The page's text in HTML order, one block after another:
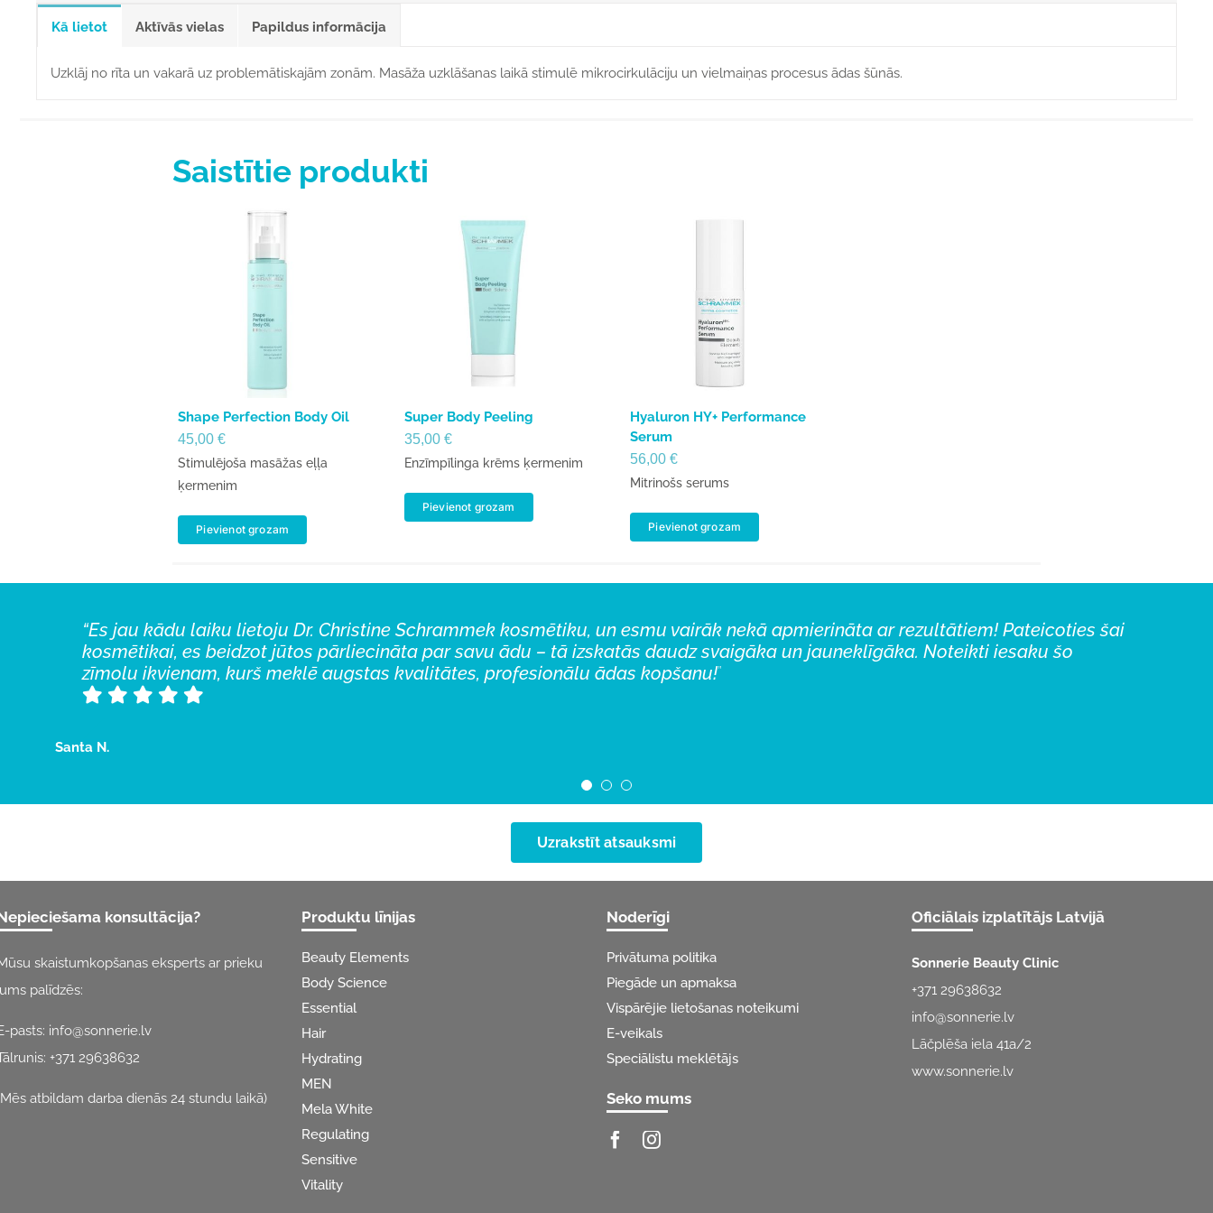
Kā lietot Aktīvās vielas Papildus informācija
Uzklāj no rīta un vakarā uz problemātiskajām zonām. Masāža uzklāšanas laikā stimulē mikrocirkulāciju un vielmaiņas procesus ādas šūnās.
Saistītie produkti
Shape Perfection Body Oil
45,00€
Stimulējoša masāžas eļļa
ķermenim
Pievienot grozam
Super Body Peeling
35,00 €
Enzīmpīlinga krēms ķermenim
Pievienot grozam
Hyaluron HY+ Performance
Serum
56,00€
Mitrinošs serums
Pievienot grozam
“Es jau kādu laiku lietoju Dr. Christine Schrammek kosmētiku, un esmu vairāk nekā apmierināta ar rezultātiem! Pateicoties šai
kosmētikai, es beidzot jūtos pārliecināta par savu ādu – tā izskatās daudz svaigāka un jauneklīgāka. Noteikti iesaku šo
zīmolu ikvienam, kurš meklē augstas kvalitātes, profesionālu ādas kopšanu!”
Santa N.
“Patīk visiem klientiem, isaku pilnīgi visiem, it īpaši sievietēm virs 40 kurām parādās pirmās grumbiņu pazīmes!“
“Lietoju Dr. med. Christine Schrammek ādas kopšanas līdzekļus jau vairākus gadus, un ikdiena bez tiem nav iedomājama.
Sniedz redzamus rezultātus un liek ādai justies komfortabli. Tonālo krēmu esmu pilnībā aizstājusi ar fantastisko Blemish
Balm!“
Elizabete G.
Uzrakstīt atsauksmi
konsultācija?
skaistumkopšanas eksperts ar prieku
palīdzēs:
pasts: info@sonnerie.lv
+371 29638632
atbildam darba dienās 24 stundu laikā)
Produktu līnijas
Beauty Elements
Body Science
Essential
Hair
Hydrating
MEN
Mela White
Regulating
Sensitive
Vitality
Noderīgi
Privātuma politika
Piegāde un apmaksa
Vispārējie lietošanas noteikumi
E-veikals
Speciālistu meklētājs
Seko mums
Oficiālais izplatītājs Latvijā
Sonnerie Beauty Clinic
+371 29638632
info@sonnerie.lv
Lāčplēša iela 41a/2
www.sonnerie.lv